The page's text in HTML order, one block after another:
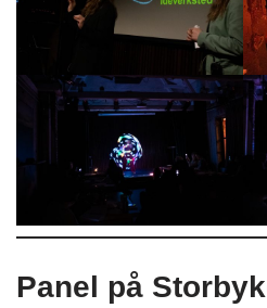
Panel på